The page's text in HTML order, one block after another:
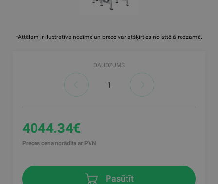
*Attēlam ir ilustratīva nozīme un prece var atšķirties no attēlā redzamā.
DAUDZUMS
4044.34€
Preces cena norādīta ar PVN
Pasūtīt